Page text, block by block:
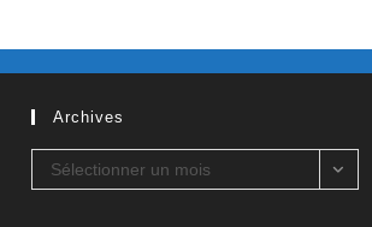
Archives
Archives
Sélectionner un mois